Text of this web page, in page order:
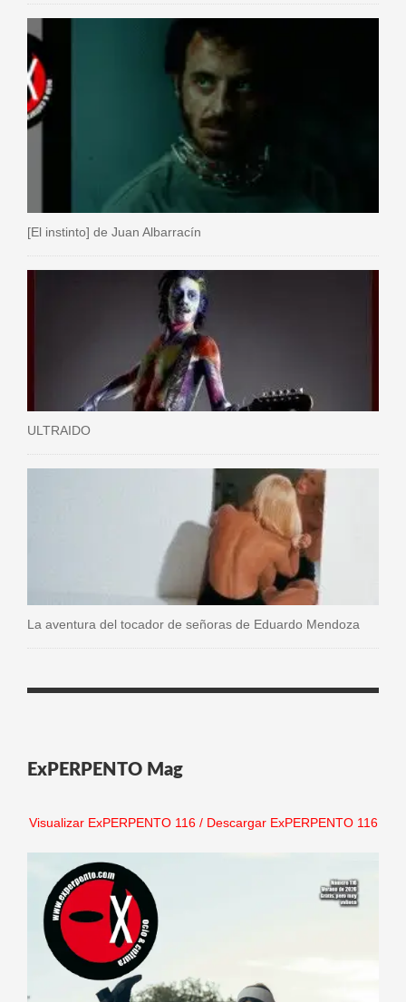
[El instinto] de Juan Albarracín
ULTRAIDO
La aventura del tocador de señoras de Eduardo Mendoza
ExPERPENTO Mag
Visualizar ExPERPENTO 116/ Descargar ExPERPENTO 116